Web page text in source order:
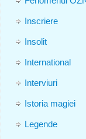
Inscriere
Insolit
International
Interviuri
Istoria magiei
Legende